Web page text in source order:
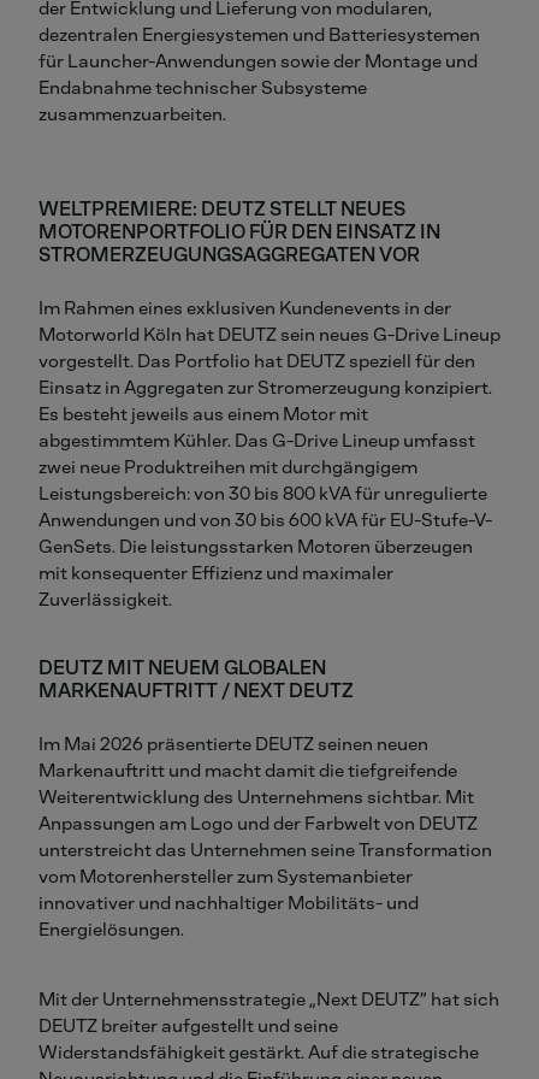
der Entwicklung und Lieferung von modularen,
dezentralen Energiesystemen und Batteriesystemen
für Launcher-Anwendungen sowie der Montage und
Endabnahme technischer Subsysteme
zusammenzuarbeiten.
WELTPREMIERE: DEUTZ STELLT NEUES
MOTORENPORTFOLIO FÜR DEN EINSATZ IN
STROMERZEUGUNGSAGGREGATEN VOR
Im Rahmen eines exklusiven Kundenevents in der
Motorworld Köln hat DEUTZ sein neues G-Drive Lineup
vorgestellt. Das Portfolio hat DEUTZ speziell für den
Einsatz in Aggregaten zur Stromerzeugung konzipiert.
Es besteht jeweils aus einem Motor mit
abgestimmtem Kühler. Das G-Drive Lineup umfasst
zwei neue Produktreihen mit durchgängigem
Leistungsbereich: von 30 bis 800 kVA für unregulierte
Anwendungen und von 30 bis 600 kVA für EU-Stufe-V-
GenSets. Die leistungsstarken Motoren überzeugen
mit konsequenter Effizienz und maximaler
Zuverlässigkeit.
DEUTZ MIT NEUEM GLOBALEN
MARKENAUFTRITT / NEXT DEUTZ
Im Mai 2026 präsentierte DEUTZ seinen neuen
Markenauftritt und macht damit die tiefgreifende
Weiterentwicklung des Unternehmens sichtbar. Mit
Anpassungen am Logo und der Farbwelt von DEUTZ
unterstreicht das Unternehmen seine Transformation
vom Motorenhersteller zum Systemanbieter
innovativer und nachhaltiger Mobilitäts- und
Energielösungen.
Mit der Unternehmensstrategie „Next DEUTZ“ hat sich
DEUTZ breiter aufgestellt und seine
Widerstandsfähigkeit gestärkt. Auf die strategische